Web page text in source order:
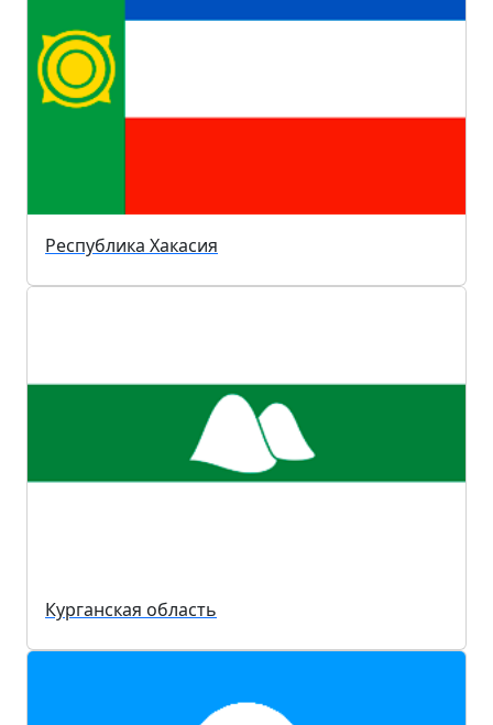
Республика Хакасия
Курганская область